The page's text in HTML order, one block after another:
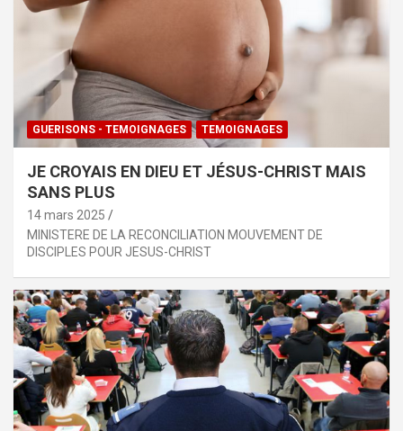
GUERISONS - TEMOIGNAGES TEMOIGNAGES
JE CROYAIS EN DIEU ET JÉSUS-CHRIST MAIS
SANS PLUS
14 mars 2025
MINISTERE DE LA RECONCILIATION MOUVEMENT DE
DISCIPLES POUR JESUS-CHRIST